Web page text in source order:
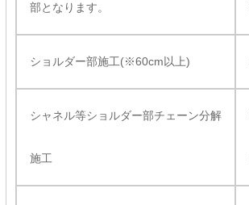
部となります。
ショルダー部施工(※60cm以上)
シャネル等ショルダー部チェーン分解
施工